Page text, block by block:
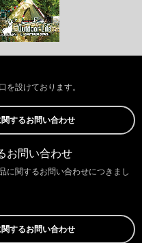
を設けております。
するお問い合わせ
お問い合わせ
に関するお問い合わせにつきまし
するお問い合わせ